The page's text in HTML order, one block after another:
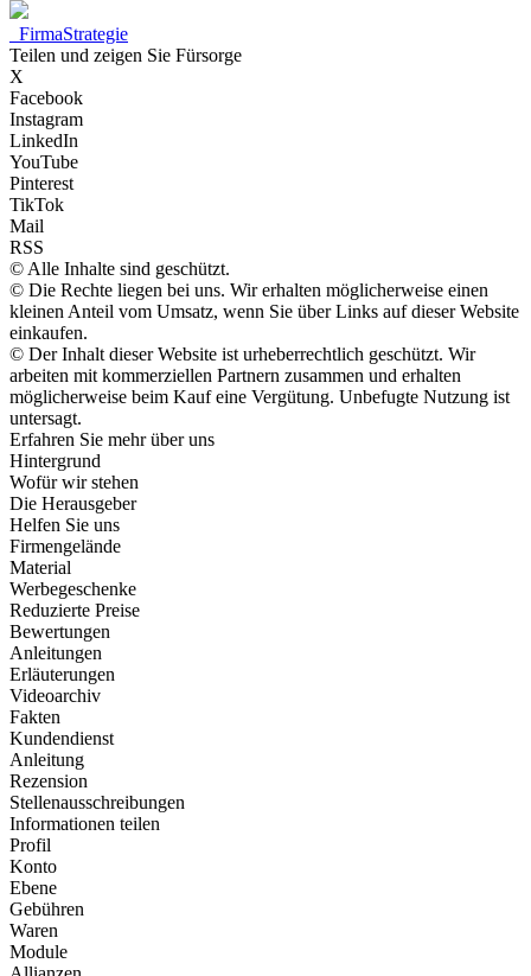
FirmaStrategie
Teilen und zeigen Sie Fürsorge
X
Facebook
Instagram
LinkedIn
YouTube
Pinterest
TikTok
Mail
RSS
© Alle Inhalte sind geschützt.
© Die Rechte liegen bei uns. Wir erhalten möglicherweise einen
kleinen Anteil vom Umsatz, wenn Sie über Links auf dieser Website
einkaufen.
© Der Inhalt dieser Website ist urheberrechtlich geschützt. Wir
arbeiten mit kommerziellen Partnern zusammen und erhalten
möglicherweise beim Kauf eine Vergütung. Unbefugte Nutzung ist
untersagt.
Erfahren Sie mehr über uns
Hintergrund
Wofür wir stehen
Die Herausgeber
Helfen Sie uns
Firmengelände
Material
Werbegeschenke
Reduzierte Preise
Bewertungen
Anleitungen
Erläuterungen
Videoarchiv
Fakten
Kundendienst
Anleitung
Rezension
Stellenausschreibungen
Informationen teilen
Profil
Konto
Ebene
Gebühren
Waren
Module